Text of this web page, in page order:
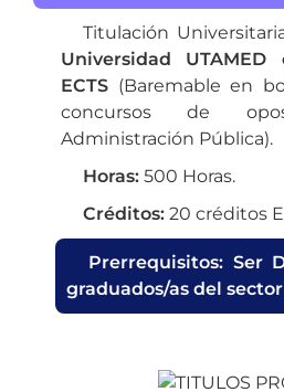
Titulación
Universidad
ECTS (Baremable en
concursos de
Administración Pública).
Horas: 500 Horas.
Créditos: 20 créditos
Prerrequisitos: Ser
graduados/as del